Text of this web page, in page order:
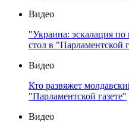
Видео
"Украина: эскалация
стол в "Парламентской
Видео
Кто развяжет
"Парламентской газете"
Видео